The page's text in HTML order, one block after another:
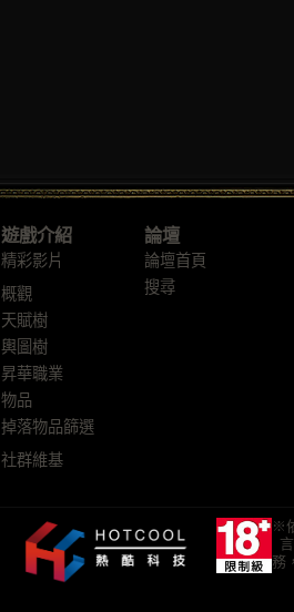
遊戲介紹
精彩影片
概觀
天賦樹
輿圖樹
昇華職業
物品
掉落物品篩選
社群維基
論壇
論壇首頁
搜尋
※
務